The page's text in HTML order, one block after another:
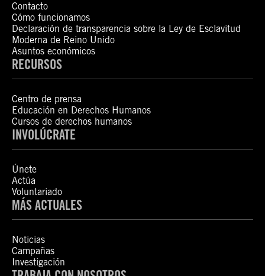
Contacto
Cómo funcionamos
Declaración de transparencia sobre la Ley de Esclavitud
Moderna de Reino Unido
Asuntos económicos
RECURSOS
Centro de prensa
Educación en Derechos Humanos
Cursos de derechos humanos
INVOLÚCRATE
Únete
Actúa
Voluntariado
MÁS ACTUALES
Noticias
Campañas
Investigación